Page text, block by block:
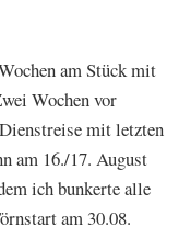
am Stück mit
Wochen vor
mit letzten
am 16./17. August
ich bunkerte alle
am 30.08.